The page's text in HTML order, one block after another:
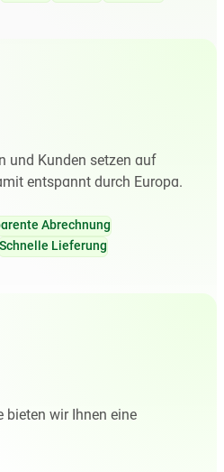
und Kunden setzen auf
entspannt durch Europa.
Abrechnung
Schnelle Lieferung
bieten wir Ihnen eine